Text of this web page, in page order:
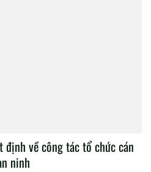
định về công tác tổ chức cán
ninh